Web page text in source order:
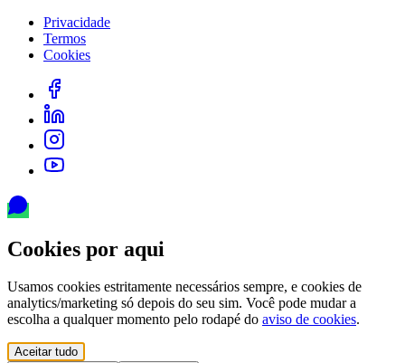
Privacidade
Termos
Cookies
Cookies por aqui
Usamos cookies estritamente necessários sempre, e cookies de
analytics/marketing só depois do seu sim. Você pode mudar a
escolha a qualquer momento pelo rodapé do aviso de cookies.
Aceitar tudo